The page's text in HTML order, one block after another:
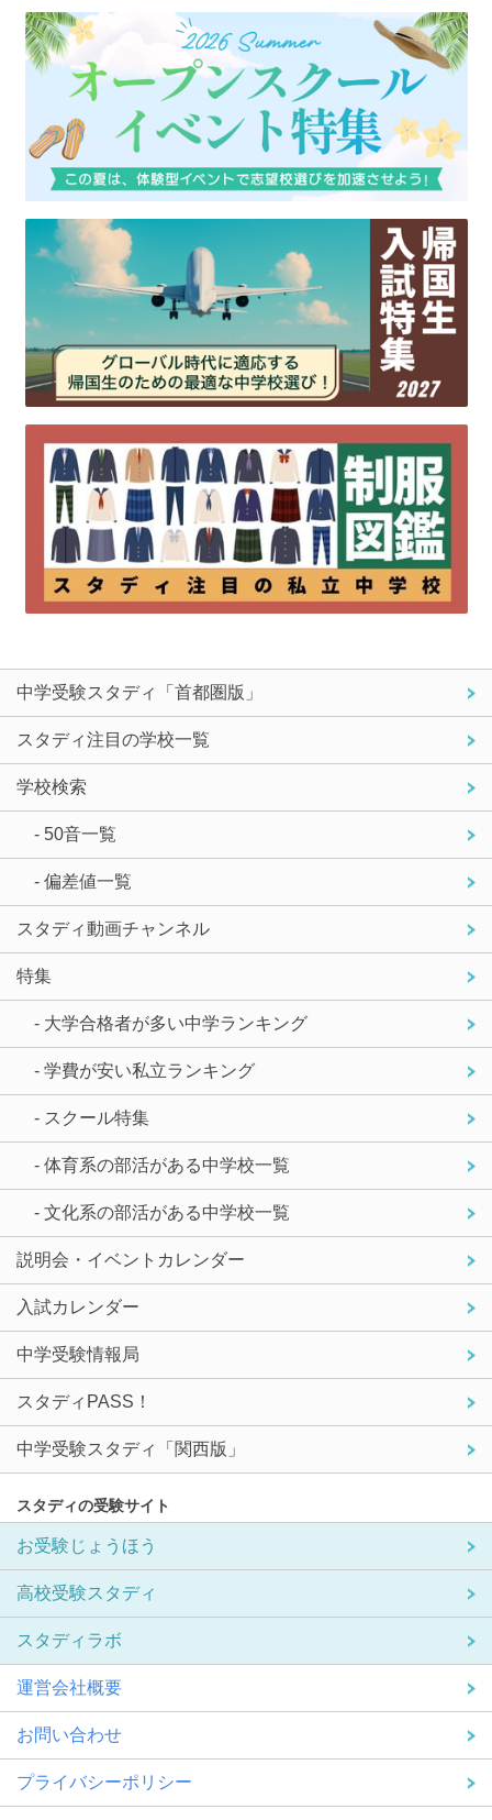
中学受験スタディ「首都圏版」
スタディ注目の学校一覧
学校検索
- 50音一覧
- 偏差値一覧
スタディ動画チャンネル
特集
- 大学合格者が多い中学ランキング
- 学費が安い私立ランキング
- スクール特集
- 体育系の部活がある中学校一覧
- 文化系の部活がある中学校一覧
説明会・イベントカレンダー
入試カレンダー
中学受験情報局
スタディPASS！
中学受験スタディ「関西版」
スタディの受験サイト
お受験じょうほう
高校受験スタディ
スタディラボ
運営会社概要
お問い合わせ
プライバシーポリシー